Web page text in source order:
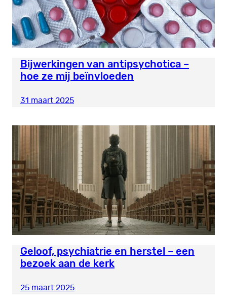
Bijwerkingen van antipsychotica –
hoe ze mij beïnvloeden
31 maart 2025
Geloof, psychiatrie en herstel – een
bezoek aan de kerk
25 maart 2025